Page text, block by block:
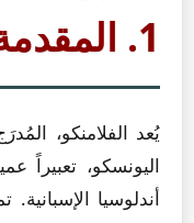
1. المقدمة
يُعد الفلامنكو،
اليونسكو، تعبيراً
أندلوسيا